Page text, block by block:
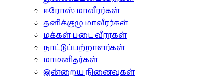
ஈரோஸ் மாவீரர்கள்
தனிக்குழு மாவீரர்கள்
மக்கள் படை வீரர்கள்
நாட்டுப்பற்றாளர்கள்
மாமனிதர்கள்
இன்றைய நினைவுகள்